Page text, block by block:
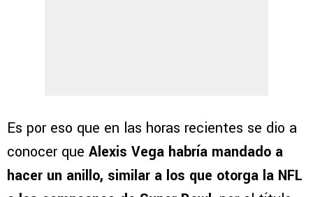
Es por eso que en las horas recientes se dio a
conocer que Alexis Vega habría mandado a
hacer un anillo, similar a los que otorga la NFL